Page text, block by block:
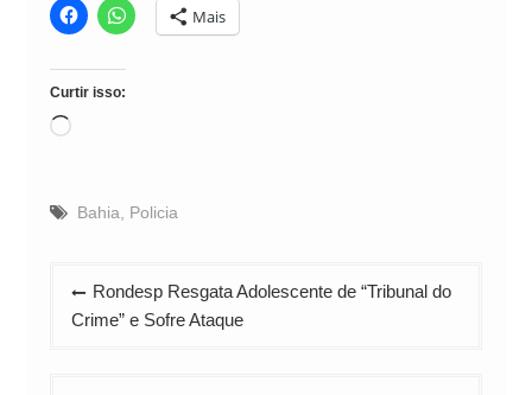
Mais
Curtir isso:
Carregando...
Bahia, Policia
Navegação
de
Rondesp Resgata Adolescente de “Tribunal do
Crime” e Sofre Ataque